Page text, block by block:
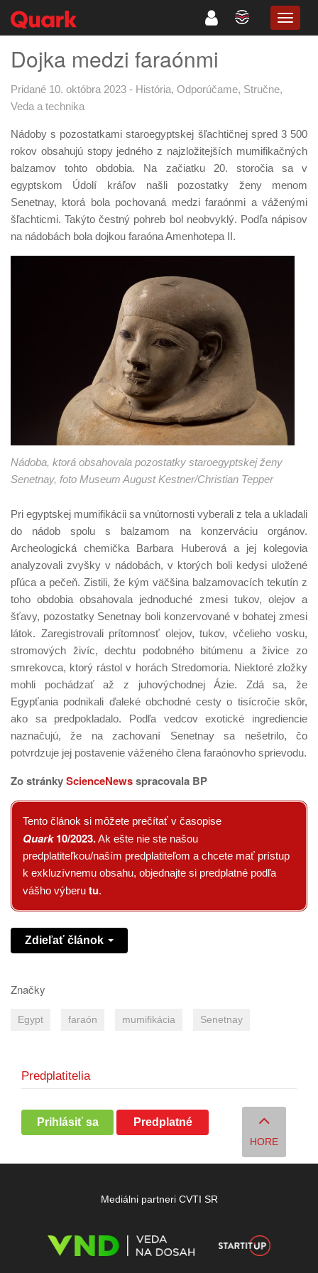
Dojka medzi faraónmi
Pridané 10. októbra 2023 - História, Odporúčame, Stručne,
Veda a technika
Nádoby s pozostatkami staroegyptskej šľachtičnej spred 3 500
rokov obsahujú stopy jedného z najzložitejších mumifikačných
balzamov tohto obdobia. Na začiatku 20. storočia sa v
egyptskom Údolí kráľov našli pozostatky ženy menom
Senetnay, ktorá bola pochovaná medzi faraónmi a váženými
šľachticmi. Takýto čestný pohreb bol neobvyklý. Podľa nápisov
na nádobách bola dojkou faraóna Amenhotepa II.
Nádoba, ktorá obsahovala pozostatky staroegyptskej ženy
Senetnay, foto Museum August Kestner/Christian Tepper
Pri egyptskej mumifikácii sa vnútornosti vyberali z tela a ukladali
do nádob spolu s balzamom na konzerváciu orgánov.
Archeologická chemička Barbara Huberová a jej kolegovia
analyzovali zvyšky v nádobách, v ktorých boli kedysi uložené
pľúca a pečeň. Zistili, že kým väčšina balzamovacích tekutín z
toho obdobia obsahovala jednoduché zmesi tukov, olejov a
šťavy, pozostatky Senetnay boli konzervované v bohatej zmesi
látok. Zaregistrovali prítomnosť olejov, tukov, včelieho vosku,
stromových živíc, dechtu podobného bitúmenu a živice zo
smrekovca, ktorý rástol v horách Stredomoria. Niektoré zložky
mohli pochádzať až z juhovýchodnej Ázie. Zdá sa, že
Egypťania podnikali ďaleké obchodné cesty o tisícročie skôr,
ako sa predpokladalo. Podľa vedcov exotické ingrediencie
naznačujú, že na zachovaní Senetnay sa nešetrilo, čo
potvrdzuje jej postavenie váženého člena faraónovho sprievodu.
Zo stránkyScienceNewsspracovala BP
Tento článok si môžete prečítať v časopise
Quark10/2023.Ak ešte nie ste našou
predplatiteľkou/naším predplatiteľom a chcete mať prístup
k exkluzívnemu obsahu, objednajte si predplatné podľa
vášho výberu tu.
Zdieľať článok
Značky
Egypt faraón mumifikácia Senetnay
Predplatitelia
Prihlásiť sa Predplatné
HORE
Mediálni partneri CVTI SR